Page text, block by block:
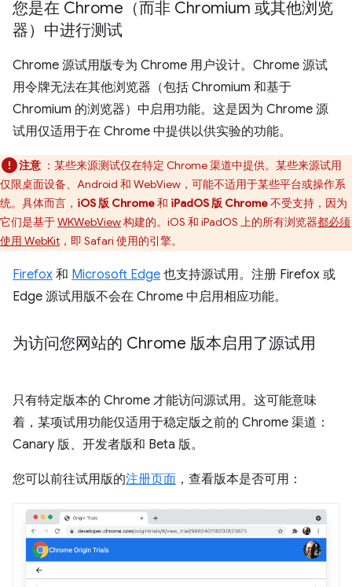
您是在 Chrome（而非 Chromium 或其他浏览
器）中进行测试
Chrome 源试用版专为 Chrome 用户设计。Chrome 源试
用令牌无法在其他浏览器（包括 Chromium 和基于
Chromium 的浏览器）中启用功能。这是因为 Chrome 源
试用仅适用于在 Chrome 中提供以供实验的功能。
注意 ：某些来源测试仅在特定 Chrome 渠道中提供。某些来源试用
仅限桌面设备、Android 和 WebView，可能不适用于某些平台或操作系
统。具体而言， iOS 版 Chrome和 iPadOS 版 Chrome不受支持，因为
它们是基于WKWebView构建的。iOS 和 iPadOS 上的所有浏览器都必须
使用 WebKit ，即 Safari 使用的引擎。
Firefox 和 Microsoft Edge 也支持源试用。注册 Firefox 或
Edge 源试用版不会在 Chrome 中启用相应功能。
为访问您网站的 Chrome 版本启用了源试用
只有特定版本的 Chrome 才能访问源试用。这可能意味
着，某项试用功能仅适用于稳定版之前的 Chrome 渠道：
Canary 版、开发者版和 Beta 版。
您可以前往试用版的注册页面 ，查看版本是否可用：